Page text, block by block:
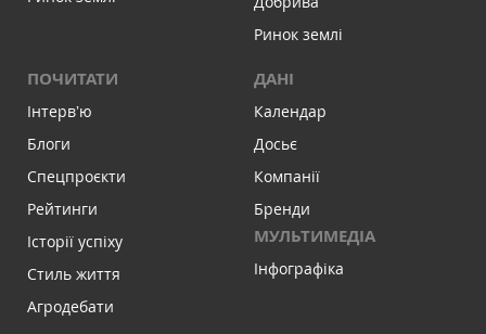
Ринок землі
ПОЧИТАТИ
Інтервʼю
Блоги
Спецпроєкти
Рейтинги
Історії успіху
Стиль життя
Агродебати
ДАНІ
Календар
Досьє
Компанії
Бренди
МУЛЬТИМЕДІА
Інфографіка